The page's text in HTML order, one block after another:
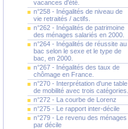
vacances d'été.
n°258 - Inégalités de niveau de
vie retraités / actifs.
n°262 - Inégalités de patrimoine
des ménages salariés en 2000.
n°264 - Inégalités de réussite au
bac selon le sexe et le type de
bac, en 2000.
n°267 - Inégalités des taux de
chômage en France.
n°270 - Interprétation d'une table
de mobilité avec trois catégories.
n°272 - La courbe de Lorenz
n°275 - Le rapport inter-décile
n°279 - Le revenu des ménages
par décile